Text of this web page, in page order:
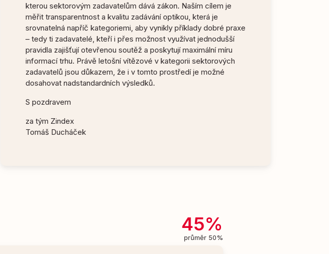
kterou sektorovým zadavatelům dává zákon. Naším cílem je
měřit transparentnost a kvalitu zadávání optikou, která je
srovnatelná napříč kategoriemi, aby vynikly příklady dobré praxe
– tedy ti zadavatelé, kteří i přes možnost využívat jednodušší
pravidla zajišťují otevřenou soutěž a poskytují maximální míru
informací trhu. Právě letošní vítězové v kategorii sektorových
zadavatelů jsou důkazem, že i v tomto prostředí je možné
dosahovat nadstandardních výsledků.
S pozdravem
za tým Zindex
Tomáš Ducháček
45%
průměr 50%